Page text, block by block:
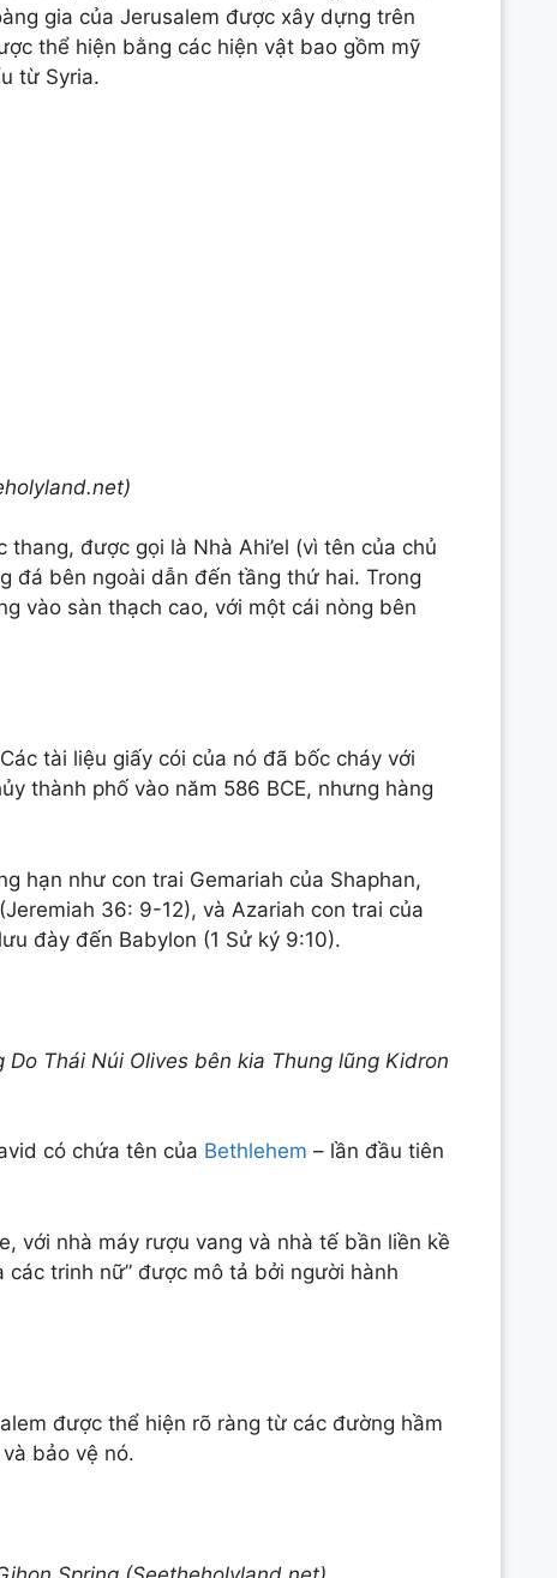
gia của Jerusalem được xây dựng trên
thể hiện bằng các hiện vật bao gồm mỹ
từ Syria.
được gọi là Nhà Ahi’el (vì tên của chủ
đá bên ngoài dẫn đến tầng thứ hai. Trong
vào sàn thạch cao, với một cái nòng bên
tài liệu giấy cói của nó đã bốc cháy với
thành phố vào năm 586 BCE, nhưng hàng
hạn như con trai Gemariah của Shaphan,
36: 9-12), và Azariah con trai của
đày đến Babylon (1 Sử ký 9:10).
Thái Núi Olives bên kia Thung lũng Kidron
có chứa tên của Bethlehem – lần đầu tiên
với nhà máy rượu vang và nhà tế bần liền kề
trinh nữ” được mô tả bởi người hành
được thể hiện rõ ràng từ các đường hầm
bảo vệ nó.